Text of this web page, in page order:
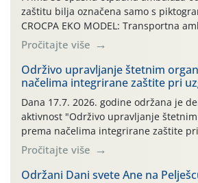
zaštitu bilja označena samo s
CROCPA EKO MODEL: Transportna
ambalaža drugih proizvoda koji nisu
bilja (npr. ambalaža od mineralnih
prihvaća. Korisnicima je osiguran
prazne ambalaže isključivo ovih tvrtki:
AGRONOM, ALBAUGH TKI* (PINUS […]
Pročitajte više
Održivo upravljanje štetnim
načelima integrirane zaštite pri
Dana 17.7. 2026. godine održana je
aktivnost "Održivo upravljanje
prema načelima integrirane zaštite
na pokusnom polju "Poredje", kraj
parcela ID 2445031) (središnji dio
Pročitajte više
Održani Dani svete Ane na